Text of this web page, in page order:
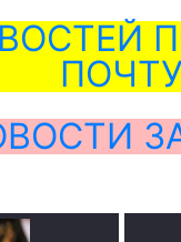
ПОЧТУ